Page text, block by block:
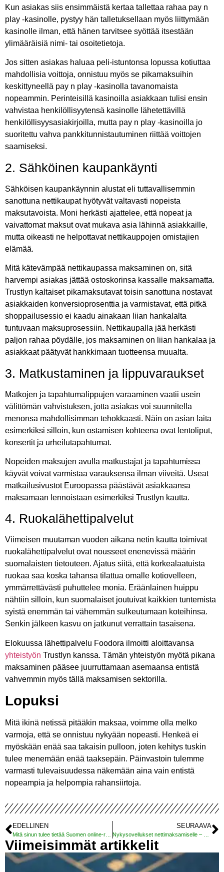
Kun asiakas siis ensimmäistä kertaa tallettaa rahaa pay n
play -kasinolle, pystyy hän talletuksellaan myös liittymään
kasinolle ilman, että hänen tarvitsee syöttää itsestään
ylimääräisiä nimi- tai osoitetietoja.
Jos sitten asiakas haluaa peli-istuntonsa lopussa kotiuttaa
mahdollisia voittoja, onnistuu myös se pikamaksuihin
keskittyneellä pay n play -kasinolla tavanomaista
nopeammin. Perinteisillä kasinoilla asiakkaan tulisi ensin
vahvistaa henkilöllisyytensä kasinolle lähetettävillä
henkilöllisyysasiakirjoilla, mutta pay n play -kasinoilla jo
suoritettu vahva pankkitunnistautuminen riittää voittojen
saamiseksi.
2. Sähköinen kaupankäynti
Sähköisen kaupankäynnin alustat eli tuttavallisemmin
sanottuna nettikaupat hyötyvät valtavasti nopeista
maksutavoista. Moni herkästi ajattelee, että nopeat ja
vaivattomat maksut ovat mukava asia lähinnä asiakkaille,
mutta oikeasti ne helpottavat nettikauppojen omistajien
elämää.
Mitä kätevämpää nettikaupassa maksaminen on, sitä
harvempi asiakas jättää ostoskorinsa kassalle maksamatta.
Trustlyn kaltaiset pikamaksutavat toisin sanottuna nostavat
asiakkaiden konversioprosenttia ja varmistavat, että pitkä
shoppailusessio ei kaadu ainakaan liian hankalalta
tuntuvaan maksuprosessiin. Nettikaupalla jää herkästi
paljon rahaa pöydälle, jos maksaminen on liian hankalaa ja
asiakkaat päätyvät hankkimaan tuotteensa muualta.
3. Matkustaminen ja lippuvaraukset
Matkojen ja tapahtumalippujen varaaminen vaatii usein
välittömän vahvistuksen, jotta asiakas voi suunnitella
menonsa mahdollisimman tehokkaasti. Näin on asian laita
esimerkiksi silloin, kun ostamisen kohteena ovat lentoliput,
konsertit ja urheilutapahtumat.
Nopeiden maksujen avulla matkustajat ja tapahtumissa
käyvät voivat varmistaa varauksensa ilman viiveitä. Useat
matkailusivustot Euroopassa päästävät asiakkaansa
maksamaan lennoistaan esimerkiksi Trustlyn kautta.
4. Ruokalähettipalvelut
Viimeisen muutaman vuoden aikana netin kautta toimivat
ruokalähettipalvelut ovat nousseet enenevissä määrin
suomalaisten tietouteen. Ajatus siitä, että korkealaatuista
ruokaa saa koska tahansa tilattua omalle kotiovelleen,
ymmärrettävästi puhuttelee monia. Eräänlainen huippu
nähtiin silloin, kun suomalaiset joutuivat kaikkien tuntemista
syistä enemmän tai vähemmän sulkeutumaan koteihinsa.
Senkin jälkeen kasvu on jatkunut verrattain tasaisena.
Elokuussa lähettipalvelu Foodora ilmoitti aloittavansa
yhteistyön Trustlyn kanssa. Tämän yhteistyön myötä pikana
maksaminen pääsee juurruttamaan asemaansa entistä
vahvemmin myös tällä maksamisen sektorilla.
Lopuksi
Mitä ikinä netissä pitääkin maksaa, voimme olla melko
varmoja, että se onnistuu nykyään nopeasti. Henkeä ei
myöskään enää saa takaisin pulloon, joten kehitys tuskin
tulee menemään enää taaksepäin. Päinvastoin tulemme
varmasti tulevaisuudessa näkemään aina vain entistä
nopeampia ja helpompia rahansiirtoja.
EDELLINEN
Mitä sinun tulee tietää Suomen online-rahapelien sääntelystä
SEURAAVA
Nykysovellukset nettimaksamiselle – miten maksujensiirrot ovat nopeutuneet
Viimeisimmät artikkelit